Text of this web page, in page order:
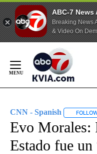
ABC-7 News
Breaking News
& Video On
Content
CNN - Spanish
Evo Morales:
Estado fue un